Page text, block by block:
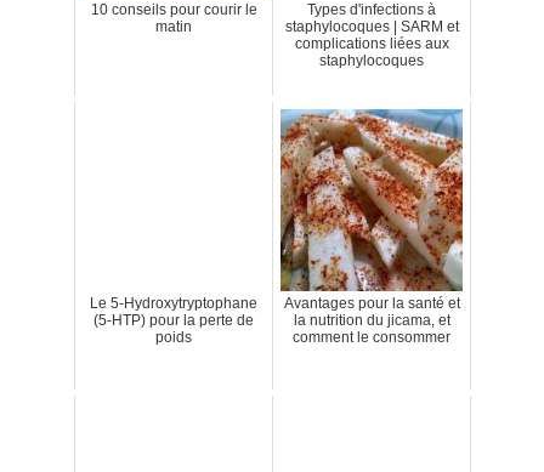
10 conseils pour courir le
matin
Types d'infections à
staphylocoques | SARM et
complications liées aux
staphylocoques
Le 5-Hydroxytryptophane
(5-HTP) pour la perte de
poids
Avantages pour la santé et
la nutrition du jicama, et
comment le consommer